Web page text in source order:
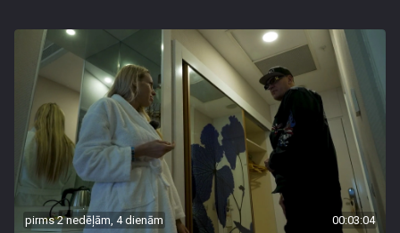
pirms 2 nedēļām, 4 dienām 00:03:04